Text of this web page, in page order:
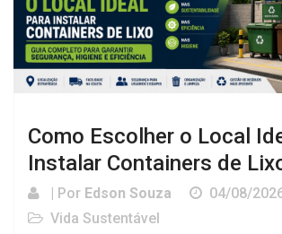
Como Escolher o Local
Instalar Containers de
| Por Edson Souza
04/08/
Vida Sustentável